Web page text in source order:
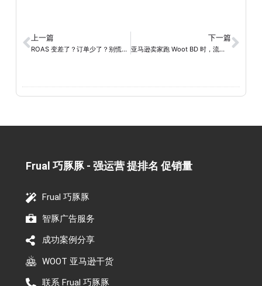
上一篇
ROAS 变差了？订单少了？别慌，是亚马逊广告“干净”了
下一篇
亚马逊卖家跑 Woot BD 时，流量放大，更要守住红线
Frual 巧豚豚 - 强运营 提排名 促销量​
Frual 巧豚豚
智豚广告服务
成功案例分享
WOOT 亚马逊干货
联系 Frual 巧豚豚